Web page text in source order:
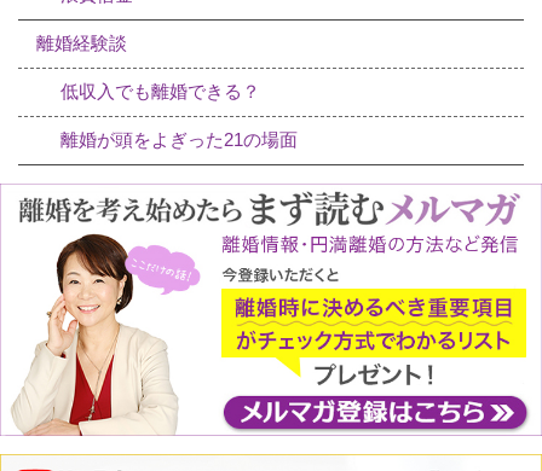
離婚経験談
低収入でも離婚できる？
離婚が頭をよぎった21の場面